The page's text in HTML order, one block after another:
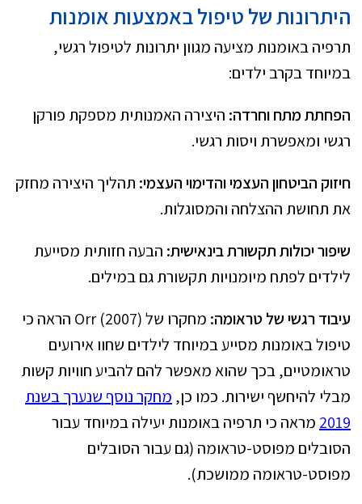
היתרונות של טיפול באמצעות אומנות
תרפיה באומנות מציעה מגוון יתרונות לטיפול רגשי,
במיוחד בקרב ילדים:
הפחתת מתח וחרדה: היצירה האמנותית מספקת פורקן
רגשי ומאפשרת ויסות רגשי.
חיזוק הביטחון העצמי והדימוי העצמי: תהליך היצירה מחזק
את תחושת ההצלחה והמסוגלות.
שיפור יכולות תקשורת בינאישית: הבעה חזותית מסייעת
לילדים לפתח מיומנויות תקשורת גם במילים.
עיבוד רגשי של טראומה:
מחקרו של Orr (2007) הראה כי
טיפול באומנות מסייע במיוחד לילדים שחוו אירועים
טראומטיים, בכך שהוא מאפשר להם להביע חוויות קשות
מבלי להיחשף ישירות. כמו כן, מחקר נוסף שנערך בשנת
2019 מראה כי תרפיה באומנות יעילה במיוחד עבור
הסובלים מפוסט-טראומה (גם עבור הסובלים
מפוסט-טראומה ממושכת).